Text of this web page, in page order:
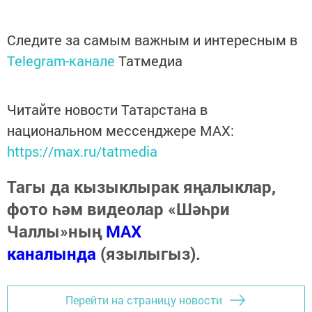
Следите за самым важным и интересным в
Telegram-канале Татмедиа
Читайте новости Татарстана в
национальном мессенджере MАХ:
https://max.ru/tatmedia
Тагы да кызыклырак яңалыклар,
фото һәм видеолар «Шәһри
Чаллы»ныңMAX
каналында (язылыгыз).
Перейти на страницу новости